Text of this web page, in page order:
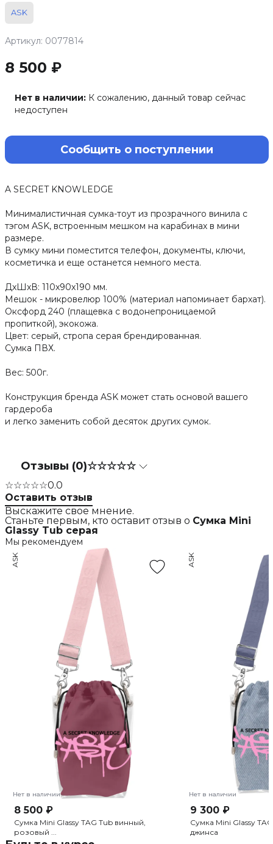
ASK
Артикул: 0077814
8 500 ₽
Нет в наличии: К сожалению, данный товар сейчас
недоступен
Сообщить о поступлении
A SECRET KNOWLEDGE
Минималистичная сумка-тоут из прозрачного винила с
тэгом ASK, встроенным мешком на карабинах в мини
размере.
В сумку мини поместится телефон, документы, ключи,
косметичка и еще останется немного места.
ДxШxВ: 110x90x190 мм.
Мешок - микровелюр 100% (материал напоминает бархат).
Оксфорд 240 (плащевка с водонепроницаемой
пропиткой), экокожа.
Цвет: серый, стропа серая брендированная.
Сумка ПВХ.
Вес: 500г.
Конструкция бренда ASK может стать основой вашего
гардероба
и легко заменить собой десяток других сумок.
Отзывы (0)☆☆☆☆☆
☆☆☆☆☆0.0
Оставить отзыв
Выскажите свое мнение.
Станьте первым, кто оставит отзыв о Сумка Mini
Glassy Tub серая
Мы рекомендуем
Нет в наличии
ASK
8 500 ₽
Сумка Mini Glassy TAG Tub винный,
розовый ...
Нет в наличии
ASK
9 300 ₽
Сумка Mini Glassy
джинса